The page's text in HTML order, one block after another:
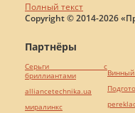
Полный текст
Copyright © 2014-2026
Партнёры
Серьги с
бриллиантами
alliancetechnika.ua
миралинкс